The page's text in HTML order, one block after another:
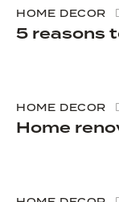
HOME DECOR
5 reasons
HOME DECOR
Home